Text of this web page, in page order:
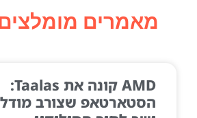
מאמרים
AMD קונה את Taalas: